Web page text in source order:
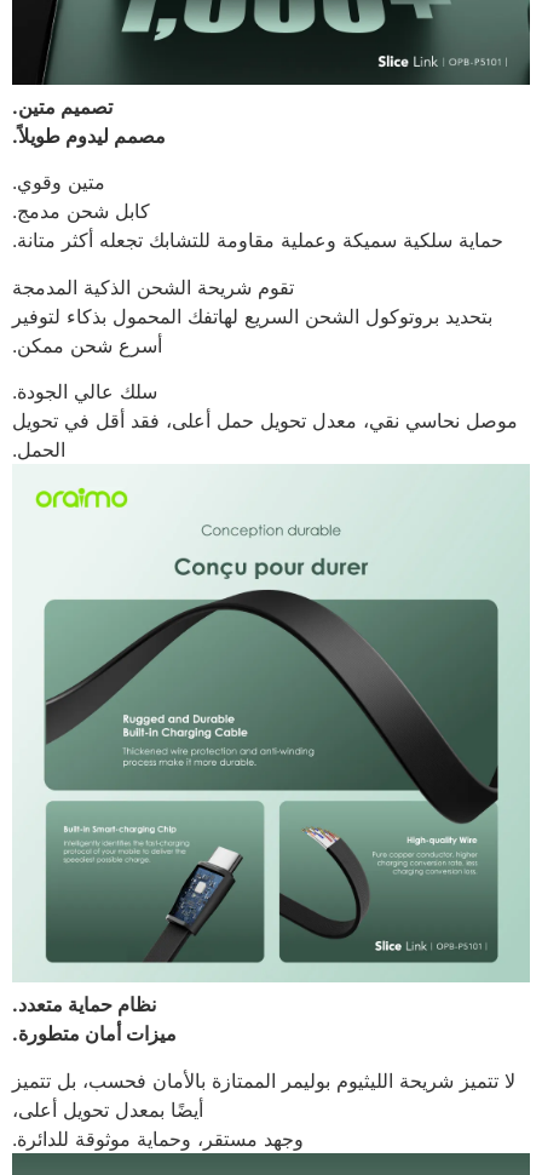
تصميم متين.
مصمم ليدوم طويلاً.
متين وقوي.
كابل شحن مدمج.
حماية سلكية سميكة وعملية مقاومة للتشابك تجعله أكثر متانة.
تقوم شريحة الشحن الذكية المدمجة
بتحديد بروتوكول الشحن السريع لهاتفك المحمول بذكاء لتوفير
أسرع شحن ممكن.
سلك عالي الجودة.
موصل نحاسي نقي، معدل تحويل حمل أعلى، فقد أقل في تحويل
الحمل.
نظام حماية متعدد.
ميزات أمان متطورة.
لا تتميز شريحة الليثيوم بوليمر الممتازة بالأمان فحسب، بل تتميز
أيضًا بمعدل تحويل أعلى،
وجهد مستقر، وحماية موثوقة للدائرة.